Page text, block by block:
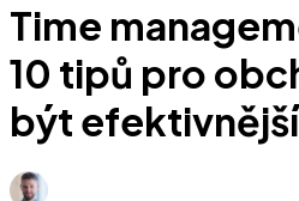
Time
10 tipů pro
být efektivnější